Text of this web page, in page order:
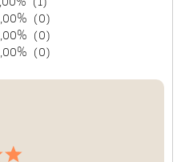
фамилию, или никнейм
(0)
(0)
(0)